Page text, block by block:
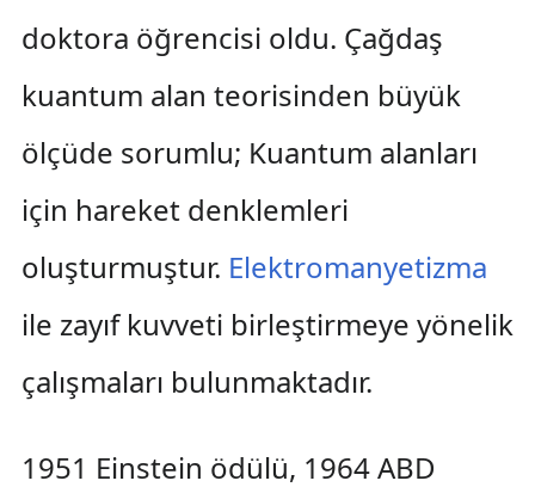
doktora öğrencisi oldu. Çağdaş
kuantum alan teorisinden büyük
ölçüde sorumlu; Kuantum alanları
için hareket denklemleri
oluşturmuştur. Elektromanyetizma
ile zayıf kuvveti birleştirmeye yönelik
çalışmaları bulunmaktadır.
1951 Einstein ödülü, 1964 ABD